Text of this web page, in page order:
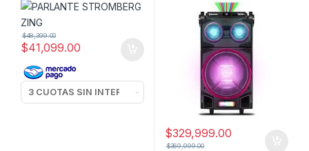
$41,099.00
$48,399.00
$329,999.00
$369,999.00